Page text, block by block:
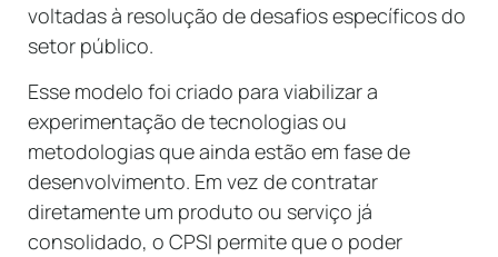
voltadas à resolução de desafios específicos do
setor público.
Esse modelo foi criado para viabilizar a
experimentação de tecnologias ou
metodologias que ainda estão em fase de
desenvolvimento. Em vez de contratar
diretamente um produto ou serviço já
consolidado, o CPSI permite que o poder